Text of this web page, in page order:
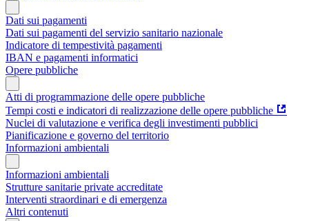
Dati sui pagamenti
Dati sui pagamenti del servizio sanitario nazionale
Indicatore di tempestività pagamenti
IBAN e pagamenti informatici
Opere pubbliche
Atti di programmazione delle opere pubbliche
Tempi costi e indicatori di realizzazione delle opere pubbliche
Nuclei di valutazione e verifica degli investimenti pubblici
Pianificazione e governo del territorio
Informazioni ambientali
Informazioni ambientali
Strutture sanitarie private accreditate
Interventi straordinari e di emergenza
Altri contenuti